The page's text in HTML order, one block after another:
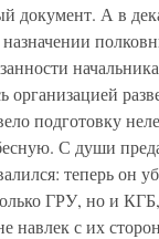
документ. А в
организацией
подготовку
С души
теперь он
ГРУ, но и
навлек с их